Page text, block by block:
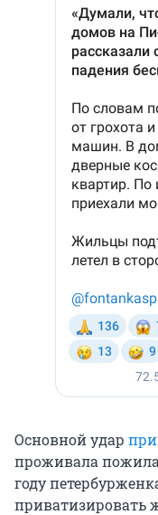
Основной удар
проживала
году
приватизировать